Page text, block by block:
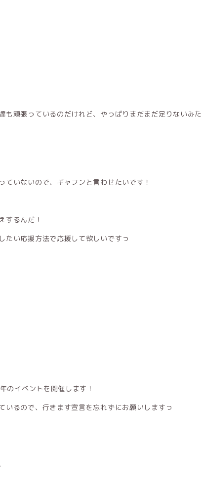
も頑張っているのだけれど、やっぱりまだまだ足りないみた
いないので、ギャフンと言わせたいです！
するんだ！
たい応援方法で応援して欲しいですっ
イベントを開催します！
いるので、行きます宣言を忘れずにお願いしますっ